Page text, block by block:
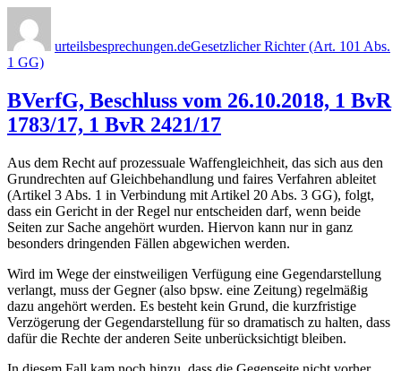
urteilsbesprechungen.deGesetzlicher Richter (Art. 101 Abs.
1 GG)
BVerfG, Beschluss vom 26.10.2018, 1 BvR
1783/17, 1 BvR 2421/17
Aus dem Recht auf prozessuale Waffengleichheit, das sich aus den
Grundrechten auf Gleichbehandlung und faires Verfahren ableitet
(Artikel 3 Abs. 1 in Verbindung mit Artikel 20 Abs. 3 GG), folgt,
dass ein Gericht in der Regel nur entscheiden darf, wenn beide
Seiten zur Sache angehört wurden. Hiervon kann nur in ganz
besonders dringenden Fällen abgewichen werden.
Wird im Wege der einstweiligen Verfügung eine Gegendarstellung
verlangt, muss der Gegner (also bpsw. eine Zeitung) regelmäßig
dazu angehört werden. Es besteht kein Grund, die kurzfristige
Verzögerung der Gegendarstellung für so dramatisch zu halten, dass
dafür die Rechte der anderen Seite unberücksichtigt bleiben.